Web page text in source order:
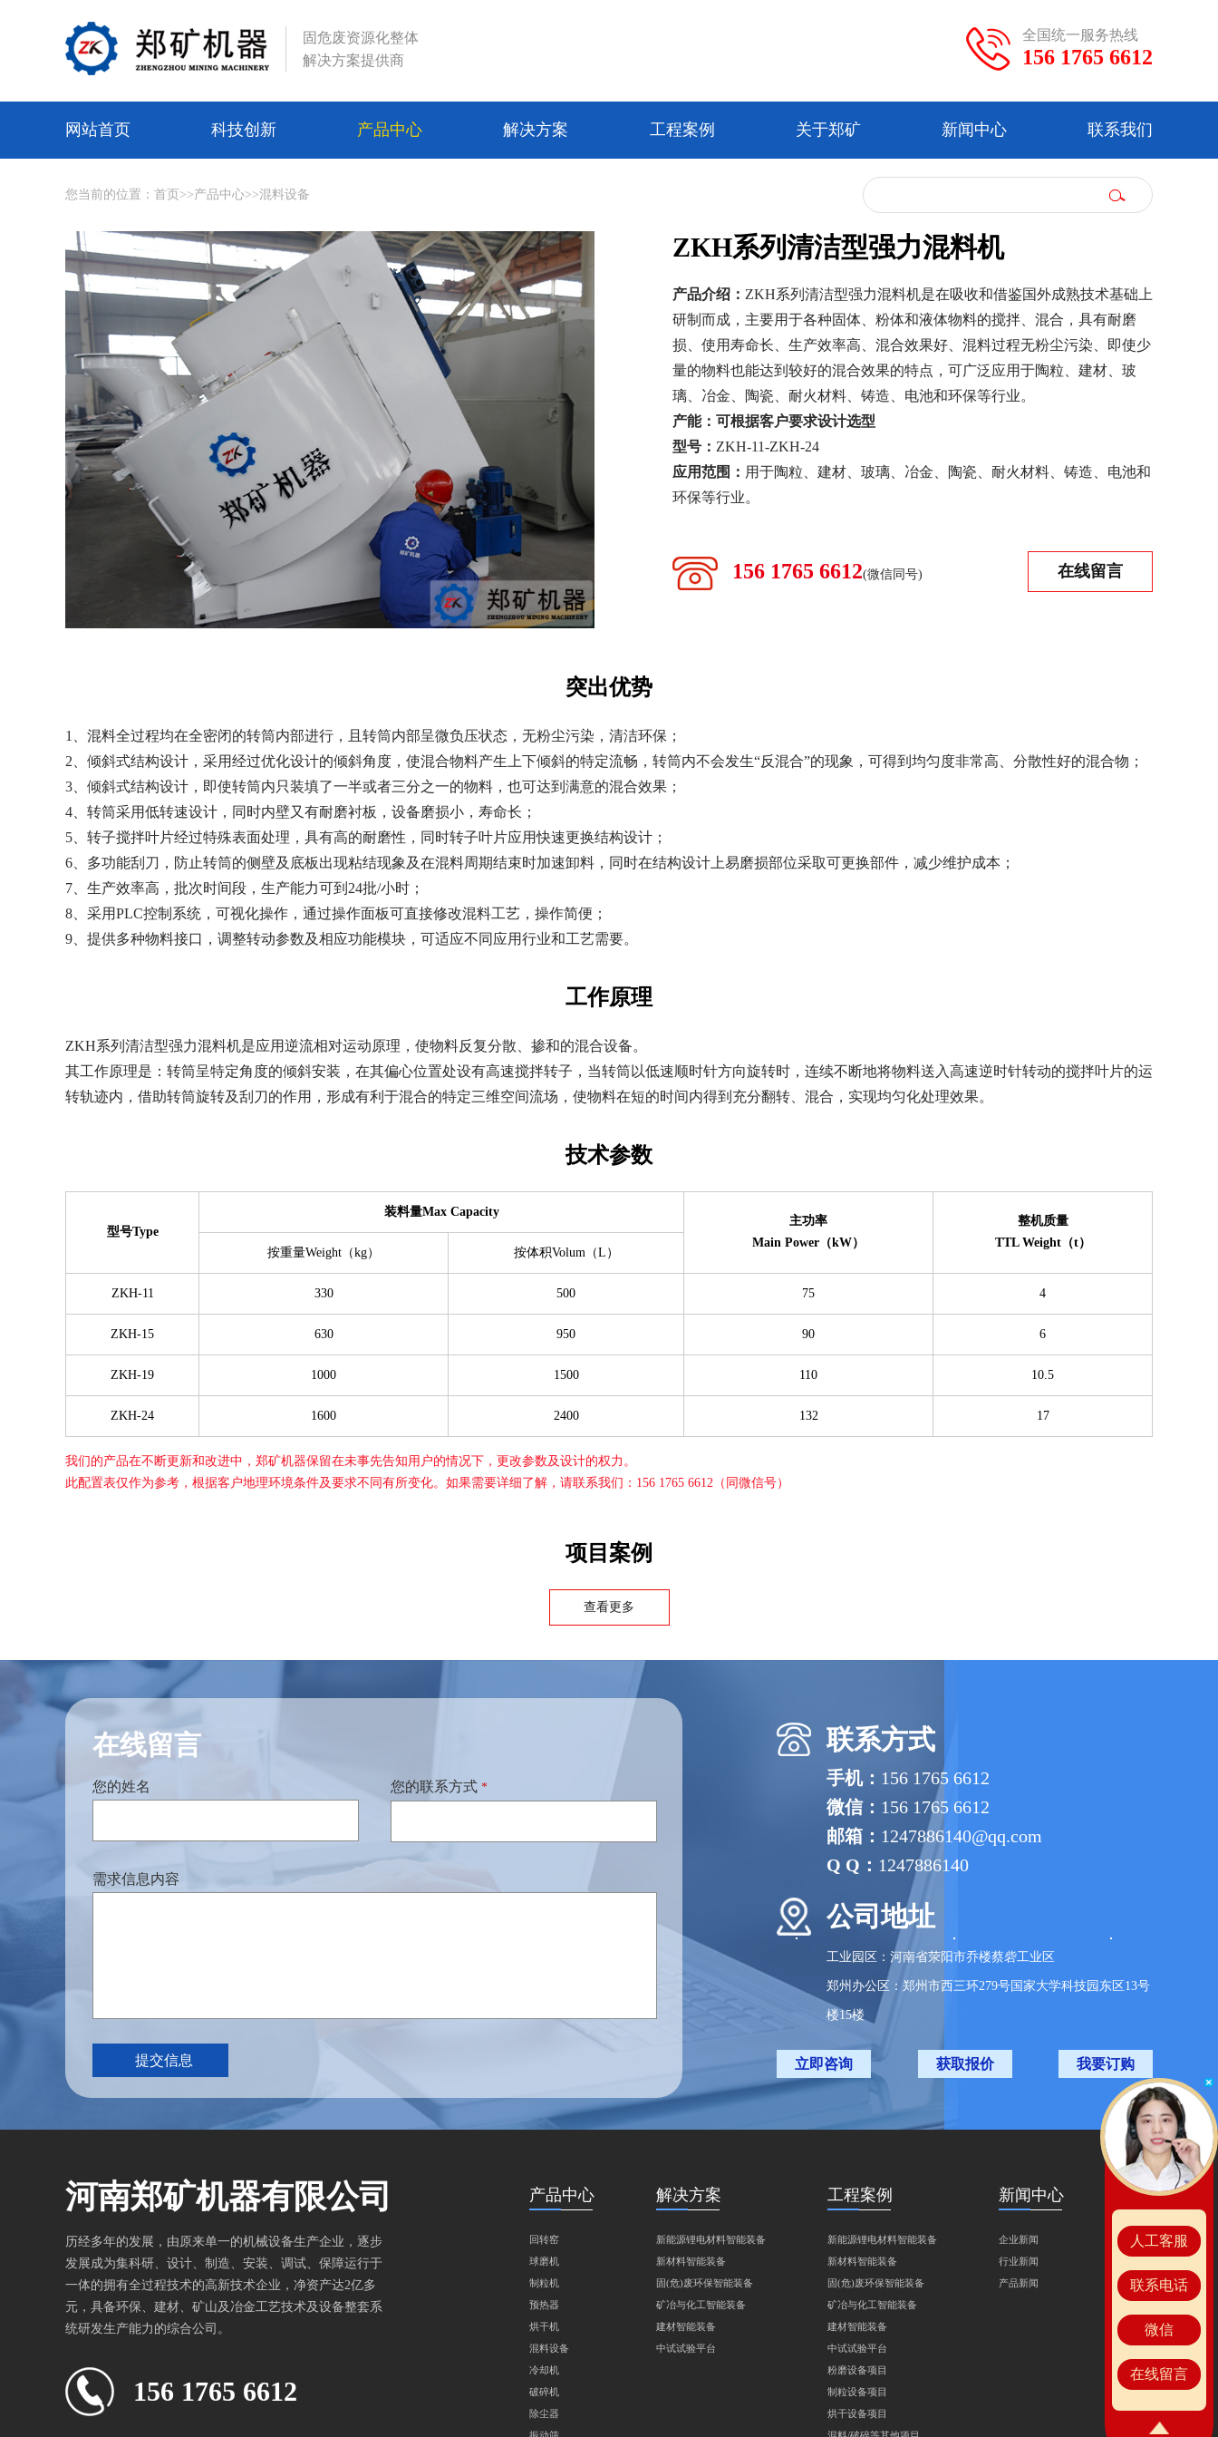
固危废资源化整体
解决方案提供商
全国统一服务热线
156 1765 6612
网站首页 科技创新 产品中心 解决方案 工程案例 关于郑矿 新闻中心 联系我们
您当前的位置： 首页 >>产品中心>>混料设备
ZKH系列清洁型强力混料机
产品介绍： ZKH系列清洁型强力混料机是在吸收和借鉴国外成熟技术基础上
研制而成，主要用于各种固体、粉体和液体物料的搅拌、混合，具有耐磨
损、使用寿命长、生产效率高、混合效果好、混料过程无粉尘污染、即使少
量的物料也能达到较好的混合效果的特点，可广泛应用于陶粒、建材、玻
璃、冶金、陶瓷、耐火材料、铸造、电池和环保等行业。
产能： 可根据客户要求设计选型
型号： ZKH-11-ZKH-24
应用范围： 用于陶粒、建材、玻璃、冶金、陶瓷、耐火材料、铸造、电池和
环保等行业。
156 1765 6612(微信同号) 在线留言
突出优势
1、混料全过程均在全密闭的转筒内部进行，且转筒内部呈微负压状态，无粉尘污染，清洁环保；
2、倾斜式结构设计，采用经过优化设计的倾斜角度，使混合物料产生上下倾斜的特定流畅，转筒内不会发生“反混合”的现象，可得到均匀度非常高、分散性好的混合物；
3、倾斜式结构设计，即使转筒内只装填了一半或者三分之一的物料，也可达到满意的混合效果；
4、转筒采用低转速设计，同时内壁又有耐磨衬板，设备磨损小，寿命长；
5、转子搅拌叶片经过特殊表面处理，具有高的耐磨性，同时转子叶片应用快速更换结构设计；
6、多功能刮刀，防止转筒的侧壁及底板出现粘结现象及在混料周期结束时加速卸料，同时在结构设计上易磨损部位采取可更换部件，减少维护成本；
7、生产效率高，批次时间段，生产能力可到24批/小时；
8、采用PLC控制系统，可视化操作，通过操作面板可直接修改混料工艺，操作简便；
9、提供多种物料接口，调整转动参数及相应功能模块，可适应不同应用行业和工艺需要。
工作原理
ZKH系列清洁型强力混料机是应用逆流相对运动原理，使物料反复分散、掺和的混合设备。
其工作原理是：转筒呈特定角度的倾斜安装，在其偏心位置处设有高速搅拌转子，当转筒以低速顺时针方向旋转时，连续不断地将物料送入高速逆时针转动的搅拌叶片的运
转轨迹内，借助转筒旋转及刮刀的作用，形成有利于混合的特定三维空间流场，使物料在短的时间内得到充分翻转、混合，实现均匀化处理效果。
技术参数
型号Type
装料量Max Capacity
主功率
Main Power（kW）
整机质量
TTL Weight（t）
按重量Weight（kg） 按体积Volum（L）
ZKH-11 330 500 75 4
ZKH-15 630 950 90 6
ZKH-19 1000 1500 110 10.5
ZKH-24 1600 2400 132 17
我们的产品在不断更新和改进中，郑矿机器保留在未事先告知用户的情况下，更改参数及设计的权力。
此配置表仅作为参考，根据客户地理环境条件及要求不同有所变化。如果需要详细了解，请联系我们：156 1765 6612（同微信号）
项目案例
查看更多
在线留言
您的姓名 您的联系方式*
需求信息内容
联系方式
手机： 156 1765 6612
微信： 156 1765 6612
邮箱： 1247886140@qq.com
Q Q： 1247886140
公司地址
工业园区：河南省荥阳市乔楼蔡砦工业区
郑州办公区：郑州市西三环279号国家大学科技园东区13号
楼15楼
立即咨询 获取报价 我要订购
河南郑矿机器有限公司
历经多年的发展，由原来单一的机械设备生产企业，逐步
发展成为集科研、设计、制造、安装、调试、保障运行于
一体的拥有全过程技术的高新技术企业，净资产达2亿多
元，具备环保、建材、矿山及冶金工艺技术及设备整套系
统研发生产能力的综合公司。
156 1765 6612
产品中心
回转窑
球磨机
制粒机
预热器
烘干机
混料设备
冷却机
破碎机
除尘器
解决方案
新能源锂电材料智能装备
新材料智能装备
固(危)废环保智能装备
矿冶与化工智能装备
建材智能装备
中试试验平台
工程案例
新能源锂电材料智能装备
新材料智能装备
固(危)废环保智能装备
矿冶与化工智能装备
建材智能装备
中试试验平台
粉磨设备项目
制粒设备项目
烘干设备项目
新闻中心
企业新闻
行业新闻
产品新闻
人工客服
联系电话
微信
在线留言